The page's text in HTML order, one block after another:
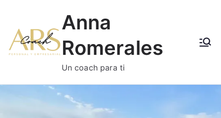
Anna
Romerales
Un coach para ti